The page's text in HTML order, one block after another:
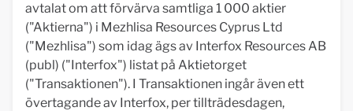
avtalat om att förvärva samtliga 1 000 aktier
("Aktierna") i Mezhlisa Resources Cyprus Ltd
("Mezhlisa") som idag ägs av Interfox Resources AB
(publ) ("Interfox") listat på Aktietorget
("Transaktionen"). I Transaktionen ingår även ett
övertagande av Interfox, per tillträdesdagen,